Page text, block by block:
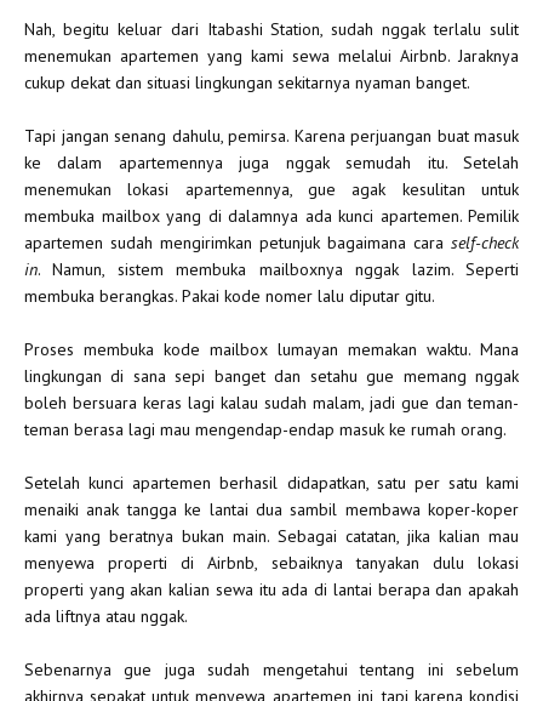
Nah, begitu keluar dari Itabashi Station, sudah nggak terlalu sulit
menemukan apartemen yang kami sewa melalui Airbnb. Jaraknya
cukup dekat dan situasi lingkungan sekitarnya nyaman banget.
Tapi jangan senang dahulu, pemirsa. Karena perjuangan buat masuk
ke dalam apartemennya juga nggak semudah itu. Setelah
menemukan lokasi apartemennya, gue agak kesulitan untuk
membuka mailbox yang di dalamnya ada kunci apartemen. Pemilik
apartemen sudah mengirimkan petunjuk bagaimana cara self-check
in. Namun, sistem membuka mailboxnya nggak lazim. Seperti
membuka berangkas. Pakai kode nomer lalu diputar gitu.
Proses membuka kode mailbox lumayan memakan waktu. Mana
lingkungan di sana sepi banget dan setahu gue memang nggak
boleh bersuara keras lagi kalau sudah malam, jadi gue dan teman-
teman berasa lagi mau mengendap-endap masuk ke rumah orang.
Setelah kunci apartemen berhasil didapatkan, satu per satu kami
menaiki anak tangga ke lantai dua sambil membawa koper-koper
kami yang beratnya bukan main. Sebagai catatan, jika kalian mau
menyewa properti di Airbnb, sebaiknya tanyakan dulu lokasi
properti yang akan kalian sewa itu ada di lantai berapa dan apakah
ada liftnya atau nggak.
Sebenarnya gue juga sudah mengetahui tentang ini sebelum
akhirnya sepakat untuk menyewa apartemen ini, tapi karena kondisi